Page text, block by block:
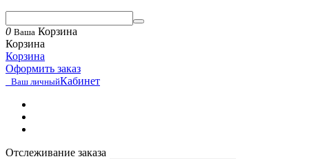
0 Ваша Корзина
Корзина
Корзина
Оформить заказ
Ваш личныйКабинет
Отслеживание заказа